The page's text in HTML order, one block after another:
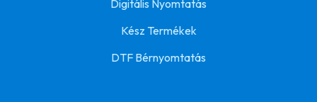
Digitális Nyomtatás
Kész Termékek
DTF Bérnyomtatás